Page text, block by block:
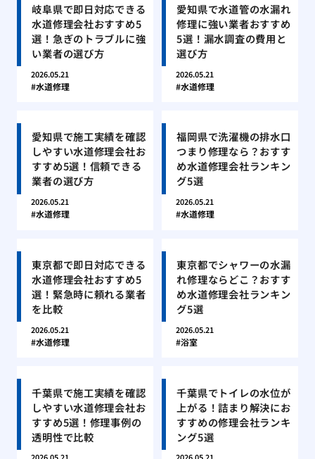
岐阜県で即日対応できる
水道修理会社おすすめ5
選！急ぎのトラブルに強
い業者の選び方
2026.05.21
水道修理
愛知県で水道管の水漏れ
修理に強い業者おすすめ
5選！漏水調査の費用と
選び方
2026.05.21
水道修理
愛知県で施工実績を確認
しやすい水道修理会社お
すすめ5選！信頼できる
業者の選び方
2026.05.21
水道修理
福岡県で洗濯機の排水口
つまり修理なら？おすす
め水道修理会社ランキン
グ5選
2026.05.21
水道修理
東京都で即日対応できる
水道修理会社おすすめ5
選！緊急時に頼れる業者
を比較
2026.05.21
水道修理
東京都でシャワーの水漏
れ修理ならどこ？おすす
め水道修理会社ランキン
グ5選
2026.05.21
浴室
千葉県で施工実績を確認
しやすい水道修理会社お
すすめ5選！修理事例の
透明性で比較
千葉県でトイレの水位が
上がる！詰まり解決にお
すすめの修理会社ランキ
ング5選